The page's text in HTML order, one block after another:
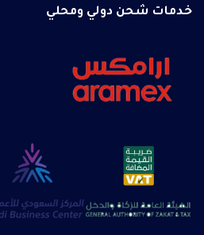
خدمات شحن دولي ومحلي